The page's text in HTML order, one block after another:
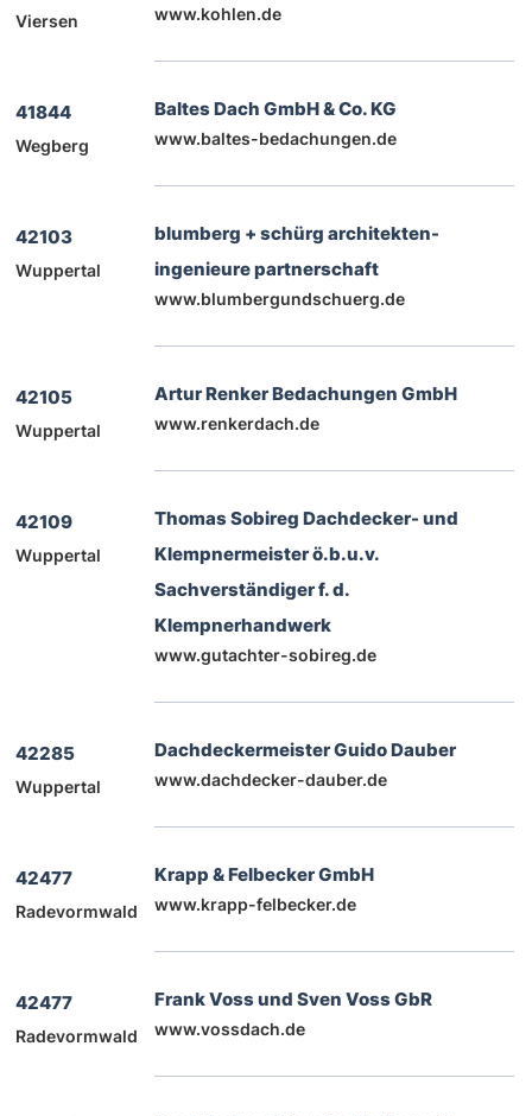
Viersen www.kohlen.de
41844
Wegberg
Baltes Dach GmbH & Co. KG
www.baltes-bedachungen.de
42103
Wuppertal
blumberg + schürg architekten-
ingenieure partnerschaft
www.blumbergundschuerg.de
42105
Wuppertal
Artur Renker Bedachungen GmbH
www.renkerdach.de
42109
Wuppertal
Thomas Sobireg Dachdecker- und
Klempnermeister ö.b.u.v.
Sachverständiger f. d.
Klempnerhandwerk
www.gutachter-sobireg.de
42285
Wuppertal
Dachdeckermeister Guido Dauber
www.dachdecker-dauber.de
42477
Radevormwald
Krapp & Felbecker GmbH
www.krapp-felbecker.de
42477
Radevormwald
Frank Voss und Sven Voss GbR
www.vossdach.de